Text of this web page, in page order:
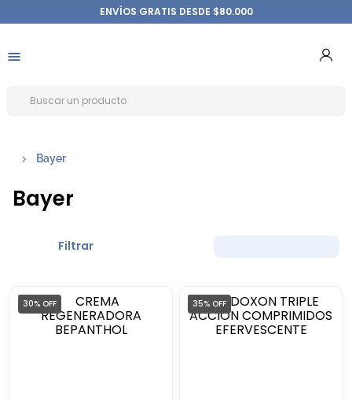
ENVÍOS GRATIS DESDE $80.000
Bayer
Bayer
Filtrar
30% OFF 35% OFF